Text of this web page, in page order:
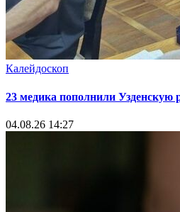
Калейдоскоп
23 медика пополнили Узденскую
04.08.26 14:27